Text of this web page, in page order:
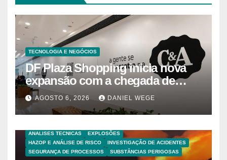
TECNOLOGIA E NEGÓCIOS
DF Plaza Shopping inicia nova
expansão com a chegada de
grandes marcas e inauguração
de espaço infantil – Dicas da
Capital
AGOSTO 6, 2026 DANIEL WEGE
ANALISES TECNICAS
EXPLOSÕES
HAZOP E ANÁLISE DE RISCO
INVESTIGAÇÃO DE ACIDENTES
SEGURANÇA DE PROCESSOS
SUBSTÂNCIAS PERIGOSAS